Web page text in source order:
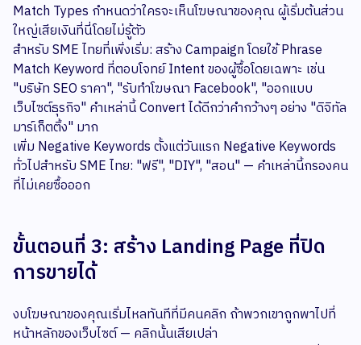
Match Types กำหนดว่าใครจะเห็นโฆษณาของคุณ ผู้เริ่มต้นส่วน
ใหญ่เสียเงินที่นี่โดยไม่รู้ตัว
สำหรับ SME ไทยที่เพิ่งเริ่ม: สร้าง Campaign โดยใช้ Phrase
Match Keyword ที่ตอบโจทย์ Intent ของผู้ซื้อโดยเฉพาะ เช่น
"บริษัท SEO ราคา", "รับทำโฆษณา Facebook", "ออกแบบ
เว็บไซต์ธุรกิจ" คำเหล่านี้ Convert ได้ดีกว่าคำกว้างๆ อย่าง "ดิจิทัล
มาร์เก็ตติ้ง" มาก
เพิ่ม Negative Keywords ตั้งแต่วันแรก Negative Keywords
ทั่วไปสำหรับ SME ไทย: "ฟรี", "DIY", "สอน" — คำเหล่านี้กรองคน
ที่ไม่เคยซื้อออก
ขั้นตอนที่ 3: สร้าง Landing Page ที่ปิด
การขายได้
งบโฆษณาของคุณเริ่มไหลทันทีที่มีคนคลิก ถ้าพวกเขาถูกพาไปที่
หน้าหลักของเว็บไซต์ — คลิกนั้นเสียเปล่า